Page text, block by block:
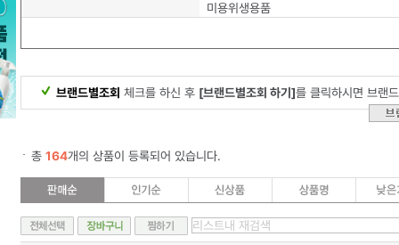
미용위생용품
브랜드별조회 체크를 하신 후 [브랜드별조회 하기]를 클릭하시면 브랜
총 164개의 상품이 등록되어 있습니다.